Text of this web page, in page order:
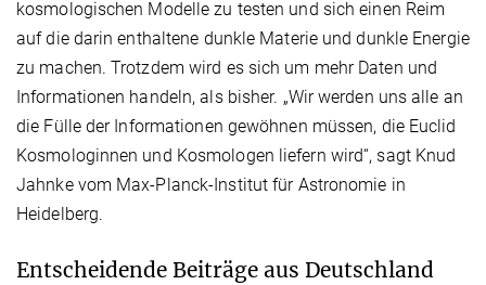
kosmologischen Modelle zu testen und sich einen Reim
auf die darin enthaltene dunkle Materie und dunkle Energie
zu machen. Trotzdem wird es sich um mehr Daten und
Informationen handeln, als bisher. „Wir werden uns alle an
die Fülle der Informationen gewöhnen müssen, die Euclid
Kosmologinnen und Kosmologen liefern wird“, sagt Knud
Jahnke vom Max-Planck-Institut für Astronomie in
Heidelberg.
Entscheidende Beiträge aus Deutschland